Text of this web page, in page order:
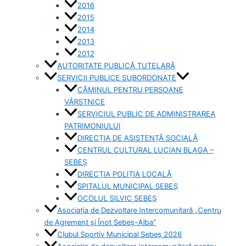
2016
2015
2014
2013
2012
AUTORITATE PUBLICĂ TUTELARĂ
SERVICII PUBLICE SUBORDONATE
CĂMINUL PENTRU PERSOANE
VÂRSTNICE
SERVICIUL PUBLIC DE ADMINISTRAREA
PATRIMONIULUI
DIRECȚIA DE ASISTENȚĂ SOCIALĂ
CENTRUL CULTURAL LUCIAN BLAGA –
SEBEȘ
DIRECȚIA POLIȚIA LOCALĂ
SPITALUL MUNICIPAL SEBEȘ
OCOLUL SILVIC SEBEȘ
Asociația de Dezvoltare Intercomunitară „Centru
de Agrement și Înot Sebeș-Alba”
Clubul Sportiv Municipal Sebeș 2026